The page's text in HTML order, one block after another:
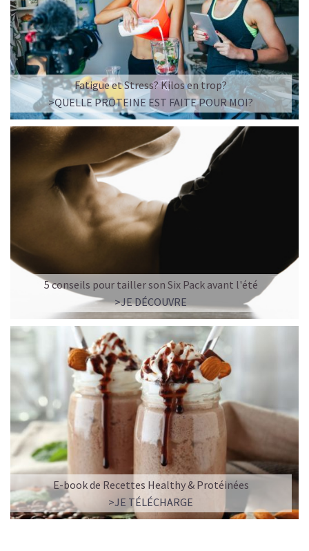
Fatigue et Stress? Kilos en trop?
>QUELLE PROTEINE EST FAITE POUR MOI?
5 conseils pour tailler son Six Pack avant l'été
>JE DÉCOUVRE
E-book de Recettes Healthy & Protéinées
>JE TÉLÉCHARGE